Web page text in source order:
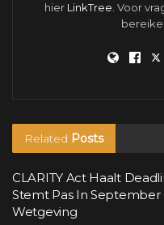
hier LinkTree. Voor
Related Posts
CLARITY Act Haalt
Stemt Pas In September
Wetgeving